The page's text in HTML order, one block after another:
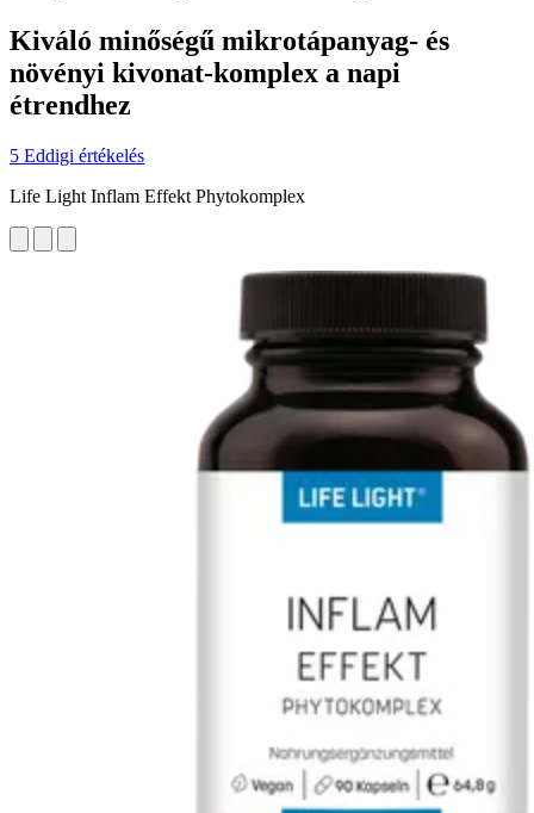
Kiváló minőségű mikrotápanyag- és
növényi kivonat-komplex a napi
étrendhez
5 Eddigi értékelés
Life Light Inflam Effekt Phytokomplex